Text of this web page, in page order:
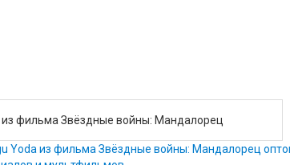
из фильма Звёздные войны: Мандалорец
Yoda из фильма Звёздные войны: Мандалорец